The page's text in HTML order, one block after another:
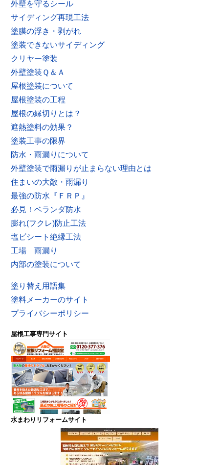
外壁を守るシール
サイディング再現工法
塗膜の浮き・剥がれ
塗装できないサイディング
クリヤー塗装
外壁塗装Ｑ＆Ａ
屋根塗装について
屋根塗装の工程
屋根の縁切りとは？
遮熱塗料の効果？
塗装工事の限界
防水・雨漏りについて
外壁塗装で雨漏りが止まらない理由とは
住まいの大敵・雨漏り
最強の防水『ＦＲＰ』
必見！ベランダ防水
膨れ(フクレ)防止工法
塩ビシート絶縁工法
工場 雨漏り
内部の塗装について
塗り替え用語集
塗料メーカーのサイト
プライバシーポリシー
屋根工事専門サイト
水まわりリフォームサイト